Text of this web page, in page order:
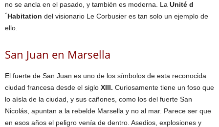
no se ancla en el pasado, y también es moderna. La Unité d
´Habitation del visionario Le Corbusier es tan solo un ejemplo de
ello.
San Juan en Marsella
El fuerte de San Juan es uno de los símbolos de esta reconocida
ciudad francesa desde el siglo XIII. Curiosamente tiene un foso que
lo aísla de la ciudad, y sus cañones, como los del fuerte San
Nicolás, apuntan a la rebelde Marsella y no al mar. Parece ser que
en esos años el peligro venía de dentro. Asedios, explosiones y